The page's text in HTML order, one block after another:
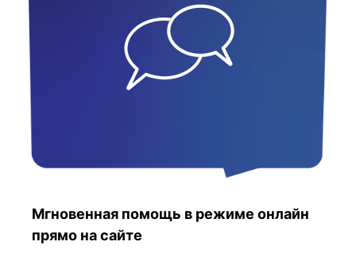
Мгновенная помощь в режиме онлайн
прямо на сайте